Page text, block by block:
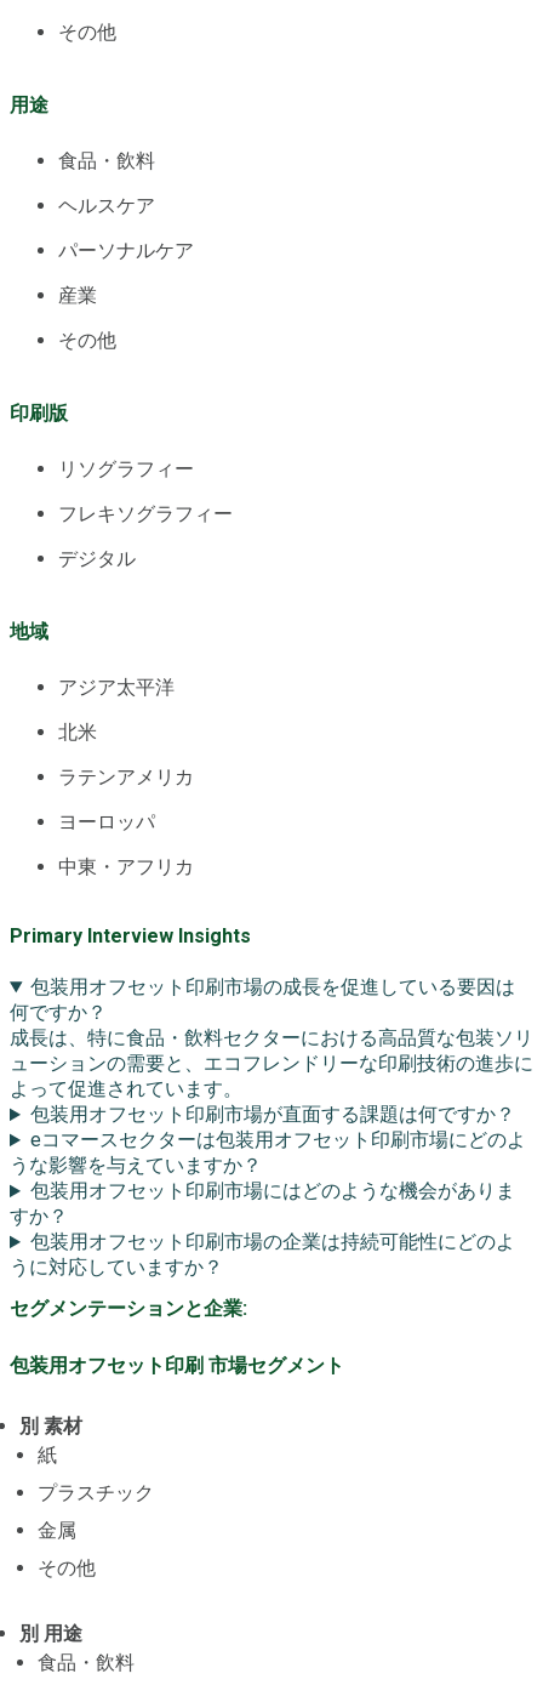
その他
用途
食品・飲料
ヘルスケア
パーソナルケア
産業
その他
印刷版
リソグラフィー
フレキソグラフィー
デジタル
地域
アジア太平洋
北米
ラテンアメリカ
ヨーロッパ
中東・アフリカ
Primary Interview Insights
包装用オフセット印刷市場の成長を促進している要因は
何ですか？
成長は、特に食品・飲料セクターにおける高品質な包装ソリ
ューションの需要と、エコフレンドリーな印刷技術の進歩に
よって促進されています。
包装用オフセット印刷市場が直面する課題は何ですか？
eコマースセクターは包装用オフセット印刷市場にどのよ
うな影響を与えていますか？
包装用オフセット印刷市場にはどのような機会がありま
すか？
包装用オフセット印刷市場の企業は持続可能性にどのよ
うに対応していますか？
セグメンテーションと企業:
包装用オフセット印刷 市場セグメント
別 素材
紙
プラスチック
金属
その他
別 用途
食品・飲料